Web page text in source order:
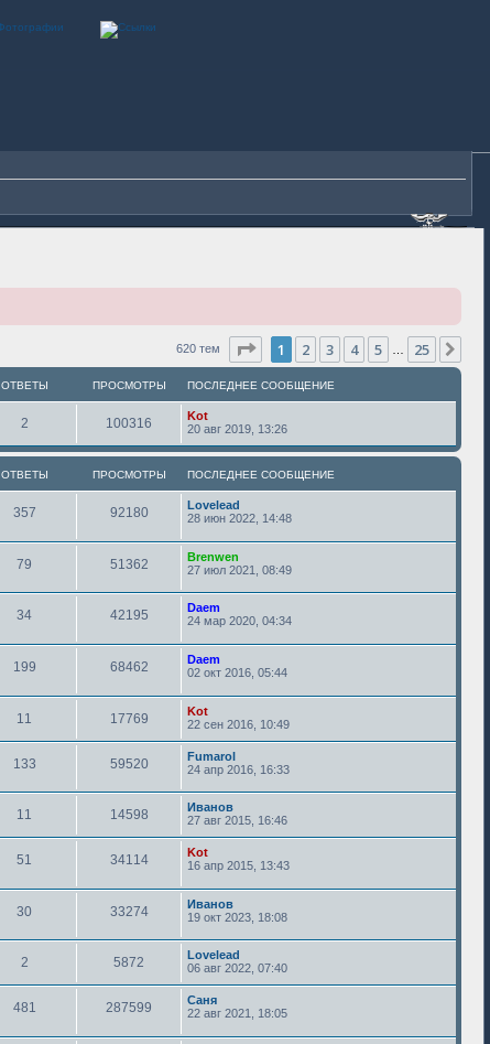
620 тем Страница из 25
1 2 3 4 5 25
ОТВЕТЫ ПРОСМОТРЫ ПОСЛЕДНЕЕ СООБЩЕНИЕ
2 100316
Kot
20 авг 2019, 13:26
ОТВЕТЫ ПРОСМОТРЫ ПОСЛЕДНЕЕ СООБЩЕНИЕ
357 92180
Lovelead
28 июн 2022, 14:48
79 51362
Brenwen
27 июл 2021, 08:49
34 42195
Daem
24 мар 2020, 04:34
199 68462
Daem
02 окт 2016, 05:44
11 17769
Kot
22 сен 2016, 10:49
133 59520
Fumarol
24 апр 2016, 16:33
11 14598
Иванов
27 авг 2015, 16:46
51 34114
Kot
16 апр 2015, 13:43
30 33274
Иванов
19 окт 2023, 18:08
2 5872
Lovelead
06 авг 2022, 07:40
481 287599
Саня
22 авг 2021, 18:05